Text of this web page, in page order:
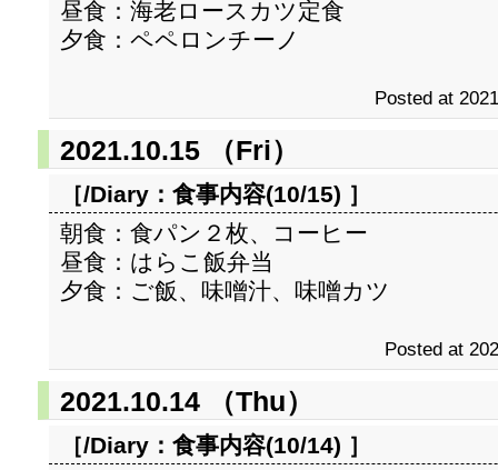
昼食：海老ロースカツ定食
夕食：ペペロンチーノ
Posted at
2021.10.15 （Fri）
［/Diary： 食事内容(10/15) ］
朝食：食パン２枚、コーヒー
昼食：はらこ飯弁当
夕食：ご飯、味噌汁、味噌カツ
Posted at
2021.10.14 （Thu）
［/Diary： 食事内容(10/14) ］